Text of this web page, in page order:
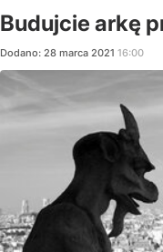
Budujcie arkę
Dodano: 28 marca 2021 16:00